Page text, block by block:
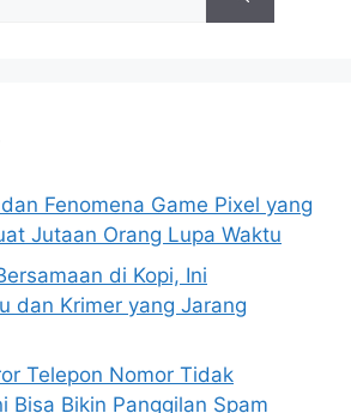
Fenomena Game Pixel yang
Jutaan Orang Lupa Waktu
di Kopi, Ini
dan Krimer yang Jarang
Telepon Nomor Tidak
Bisa Bikin Panggilan Spam